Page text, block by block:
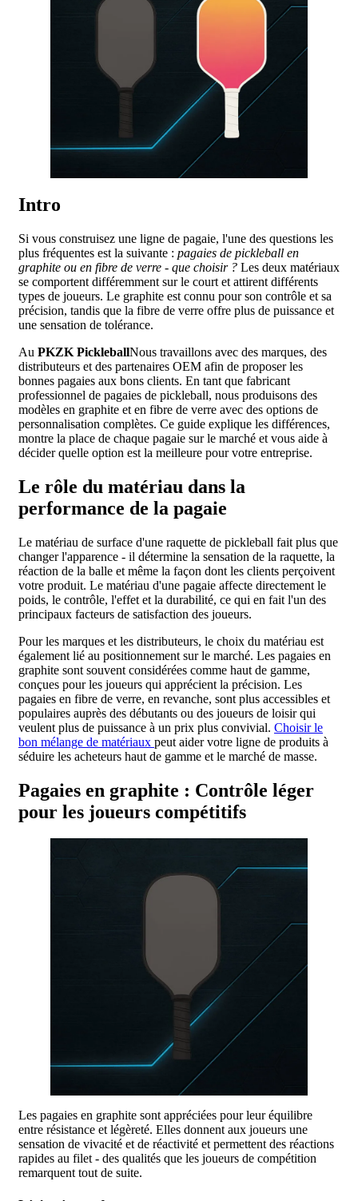
Intro
Si vous construisez une ligne de pagaie, l'une des questions les
plus fréquentes est la suivante : pagaies de pickleball en
graphite ou en fibre de verre - que choisir ? Les deux matériaux
se comportent différemment sur le court et attirent différents
types de joueurs. Le graphite est connu pour son contrôle et sa
précision, tandis que la fibre de verre offre plus de puissance et
une sensation de tolérance.
Au PKZK PickleballNous travaillons avec des marques, des
distributeurs et des partenaires OEM afin de proposer les
bonnes pagaies aux bons clients. En tant que fabricant
professionnel de pagaies de pickleball, nous produisons des
modèles en graphite et en fibre de verre avec des options de
personnalisation complètes. Ce guide explique les différences,
montre la place de chaque pagaie sur le marché et vous aide à
décider quelle option est la meilleure pour votre entreprise.
Le rôle du matériau dans la
performance de la pagaie
Le matériau de surface d'une raquette de pickleball fait plus que
changer l'apparence - il détermine la sensation de la raquette, la
réaction de la balle et même la façon dont les clients perçoivent
votre produit. Le matériau d'une pagaie affecte directement le
poids, le contrôle, l'effet et la durabilité, ce qui en fait l'un des
principaux facteurs de satisfaction des joueurs.
Pour les marques et les distributeurs, le choix du matériau est
également lié au positionnement sur le marché. Les pagaies en
graphite sont souvent considérées comme haut de gamme,
conçues pour les joueurs qui apprécient la précision. Les
pagaies en fibre de verre, en revanche, sont plus accessibles et
populaires auprès des débutants ou des joueurs de loisir qui
veulent plus de puissance à un prix plus convivial. Choisir le
bon mélange de matériaux peut aider votre ligne de produits à
séduire les acheteurs haut de gamme et le marché de masse.
Pagaies en graphite : Contrôle léger
pour les joueurs compétitifs
Les pagaies en graphite sont appréciées pour leur équilibre
entre résistance et légèreté. Elles donnent aux joueurs une
sensation de vivacité et de réactivité et permettent des réactions
rapides au filet - des qualités que les joueurs de compétition
remarquent tout de suite.